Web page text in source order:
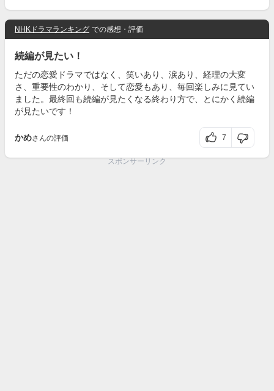
NHKドラマランキング での感想・評価
続編が見たい！
ただの恋愛ドラマではなく、笑いあり、涙あり、経理の大変
さ、重要性のわかり、そして恋愛もあり、毎回楽しみに見てい
ました。最終回も続編が見たくなる終わり方で、とにかく続編
が見たいです！
かめさんの評価 7
スポンサーリンク